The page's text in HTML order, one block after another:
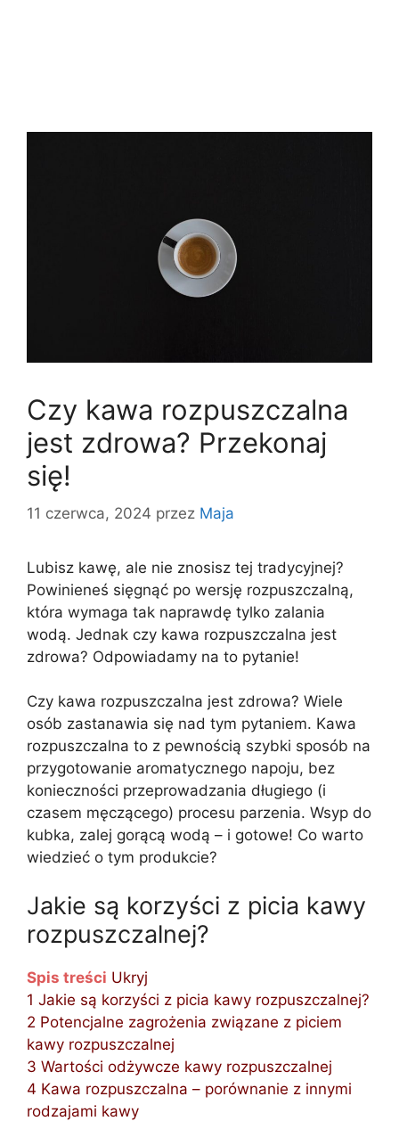
Czy kawa rozpuszczalna
jest zdrowa? Przekonaj
się!
11 czerwca, 2024 przez Maja
Lubisz kawę, ale nie znosisz tej tradycyjnej?
Powinieneś sięgnąć po wersję rozpuszczalną,
która wymaga tak naprawdę tylko zalania
wodą. Jednak czy kawa rozpuszczalna jest
zdrowa? Odpowiadamy na to pytanie!
Czy kawa rozpuszczalna jest zdrowa? Wiele
osób zastanawia się nad tym pytaniem. Kawa
rozpuszczalna to z pewnością szybki sposób na
przygotowanie aromatycznego napoju, bez
konieczności przeprowadzania długiego (i
czasem męczącego) procesu parzenia. Wsyp do
kubka, zalej gorącą wodą – i gotowe! Co warto
wiedzieć o tym produkcie?
Jakie są korzyści z picia kawy
rozpuszczalnej?
Spis treści Ukryj
1 Jakie są korzyści z picia kawy rozpuszczalnej?
2 Potencjalne zagrożenia związane z piciem
kawy rozpuszczalnej
3 Wartości odżywcze kawy rozpuszczalnej
4 Kawa rozpuszczalna – porównanie z innymi
rodzajami kawy